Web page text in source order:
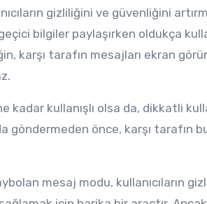
gizliliğini ve güvenliğini
bilgiler paylaşırken oldukça
karşı tarafın mesajları ekran
kadar kullanışlı olsa da, dikkatli
göndermeden önce, karşı tarafın
mesaj modu, kullanıcıların